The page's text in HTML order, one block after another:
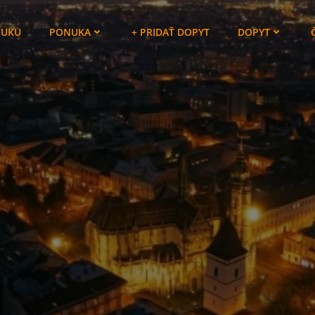
PONUKA + PRIDAŤ DOPYT DOPYT